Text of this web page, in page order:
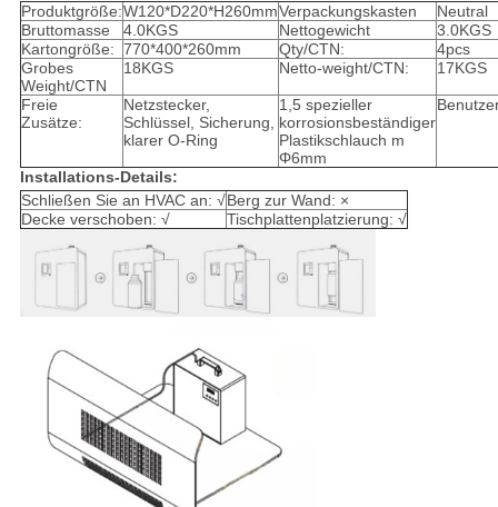
Produktgröße:W120*D220*H260mmVerpackungskasten
Neutral
Bruttomasse
4.0KGS Nettogewicht
3.0KGS
Kartongröße: 770*400*260mm Qty/CTN:
4pcs
Grobes
Weight/CTN
18KGS Netto-weight/CTN: 17KGS
Freie
Zusätze:
Netzstecker,
Schlüssel, Sicherung,
klarer O-Ring
1,5 spezieller
korrosionsbeständiger
Plastikschlauch m
Φ6mm
Installations-Details:
Schließen Sie an HVAC an: √Berg zur Wand: ×
Decke verschoben: √
Tischplattenplatzierung: √